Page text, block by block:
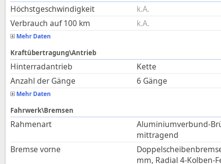
Höchstgeschwindigkeit
k.A.
Verbrauch auf 100 km
k.A.
Mehr Daten
Kraftübertragung\Antrieb
Hinterradantrieb
Kette
Anzahl der Gänge
6 Gänge
Mehr Daten
Fahrwerk\Bremsen
Rahmenart
Aluminiumverbund-
mittragend
Bremse vorne
mm, Radial 4-Kolben-